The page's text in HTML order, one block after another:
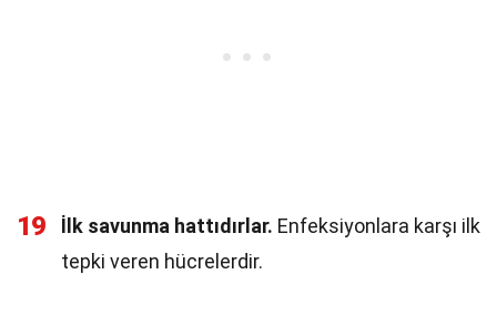
19 İlk savunma hattıdırlar. Enfeksiyonlara karşı ilk
tepki veren hücrelerdir.